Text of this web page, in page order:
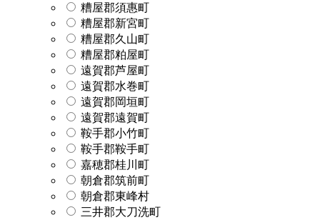
糟屋郡須惠町
糟屋郡新宮町
糟屋郡久山町
糟屋郡粕屋町
遠賀郡芦屋町
遠賀郡水巻町
遠賀郡岡垣町
遠賀郡遠賀町
鞍手郡小竹町
鞍手郡鞍手町
嘉穂郡桂川町
朝倉郡筑前町
朝倉郡東峰村
三井郡大刀洗町